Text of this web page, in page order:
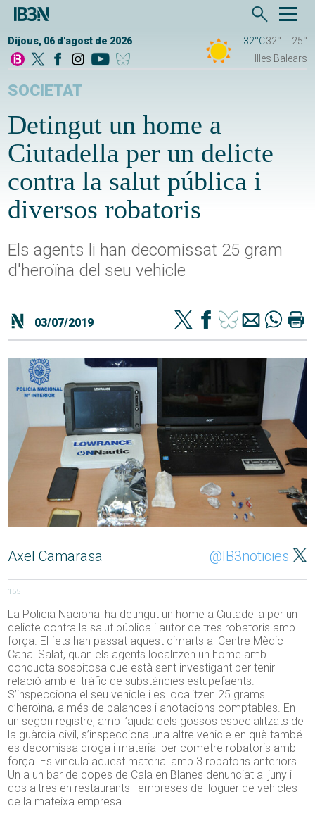
Dijous, 06 d'agost de 2026 32°C32°
25°
Illes Balears
SOCIETAT
Detingut un home a
Ciutadella per un delicte
contra la salut pública i
diversos robatoris
Els agents li han decomissat 25 gram
d'heroïna del seu vehicle
03/07/2019
Axel Camarasa @IB3noticies
155
La Policia Nacional ha detingut un home a Ciutadella per un
delicte contra la salut pública i autor de tres robatoris amb
força. El fets han passat aquest dimarts al Centre Mèdic
Canal Salat, quan els agents localitzen un home amb
conducta sospitosa que està sent investigant per tenir
relació amb el tràfic de substàncies estupefaents.
S’inspecciona el seu vehicle i es localitzen 25 grams
d’heroïna, a més de balances i anotacions comptables. En
un segon registre, amb l’ajuda dels gossos especialitzats de
la guàrdia civil, s’inspecciona una altre vehicle en què també
es decomissa droga i material per cometre robatoris amb
força. Es vincula aquest material amb 3 robatoris anteriors.
Un a un bar de copes de Cala en Blanes denunciat al juny i
dos altres en restaurants i empreses de lloguer de vehicles
de la mateixa empresa.